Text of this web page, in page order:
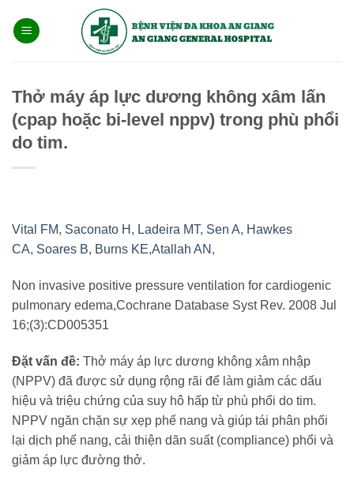
qua
Thở máy áp lực dương không xâm lấn
(cpap hoặc bi-level nppv) trong phù phổi
do tim.
Vital FM, Saconato H , Ladeira MT, Sen A, Hawkes
CA, Soares B, Burns KE,Atallah AN ,
Non invasive positive pressure ventilation for cardiogenic
pulmonary edema,Cochrane Database Syst Rev. 2008 Jul
16;(3):CD005351
Đặt vấn đề: Thở máy áp lực dương không xâm nhập
(NPPV) đã được sử dụng rộng rãi để làm giảm các dấu
hiệu và triệu chứng của suy hô hấp từ phù phổi do tim.
NPPV ngăn chặn sự xẹp phế nang và giúp tái phân phối
lại dịch phế nang, cải thiện dãn suất (compliance) phổi và
giảm áp lực đường thở.